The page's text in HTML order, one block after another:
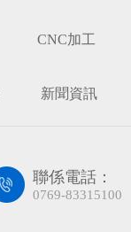
CNC加工
新聞資訊
聯係電話：
0769-83315100